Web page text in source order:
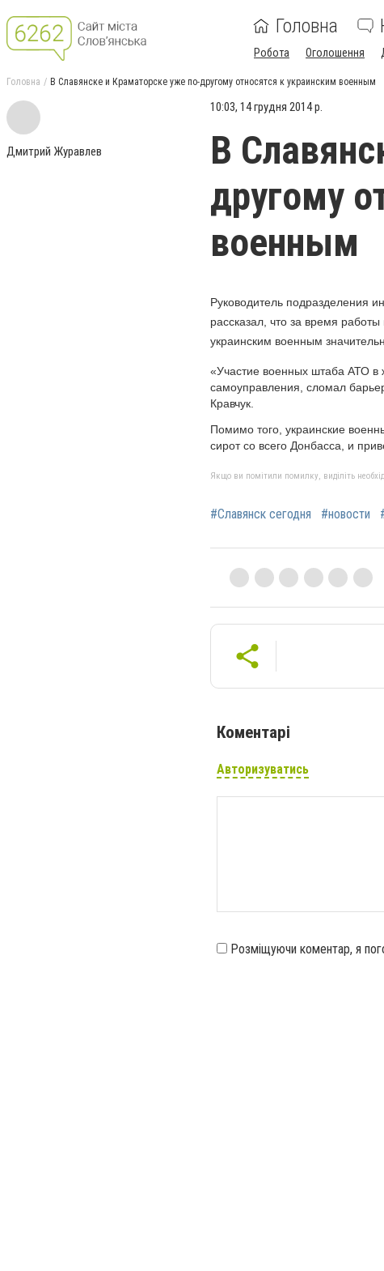
Головна
Робота Оголошення
Головна В Славянске и Краматорске уже по-другому относятся к украинским военным
Дмитрий Журавлев
10:03, 14 грудня 2014 р.
В
другому
военным
Руководитель подразделения
рассказал, что за время
украинским военным
«Участие военных штаба АТО в
самоуправления, сломал
Кравчук.
Помимо того, украинские
сирот со всего Донбасса, и
Якщо ви помітили помилку, виділіть
#Славянск сегодня #новости
Коментарі
Авторизуватись
Розміщуючи коментар, я